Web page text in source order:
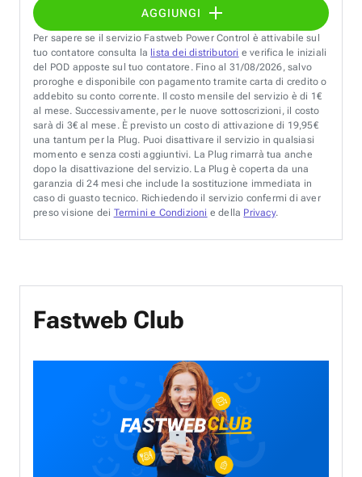
AGGIUNGI
Per sapere se il servizio Fastweb Power Control è attivabile sul
tuo contatore consulta la lista dei distributori e verifica le iniziali
del POD apposte sul tuo contatore. Fino al 31/08/2026, salvo
proroghe e disponibile con pagamento tramite carta di credito o
addebito su conto corrente. Il costo mensile del servizio è di 1€
al mese. Successivamente, per le nuove sottoscrizioni, il costo
sarà di 3€ al mese. È previsto un costo di attivazione di 19,95€
una tantum per la Plug. Puoi disattivare il servizio in qualsiasi
momento e senza costi aggiuntivi. La Plug rimarrà tua anche
dopo la disattivazione del servizio. La Plug è coperta da una
garanzia di 24 mesi che include la sostituzione immediata in
caso di guasto tecnico. Richiedendo il servizio confermi di aver
preso visione dei Termini e Condizioni e della Privacy.
Fastweb Club